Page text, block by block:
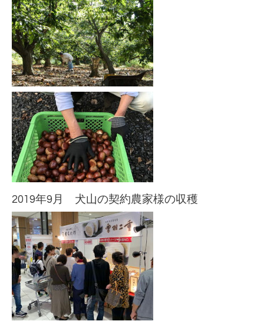
2019年9月 犬山の契約農家様の収穫